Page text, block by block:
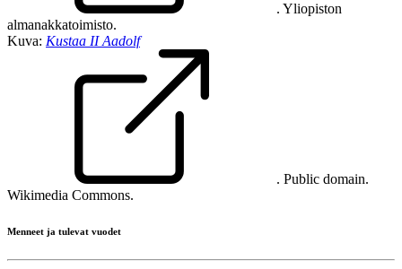
. Yliopiston
almanakkatoimisto.
Kuva: Kustaa II Aadolf
. Public domain.
Wikimedia Commons.
Menneet ja tulevat vuodet